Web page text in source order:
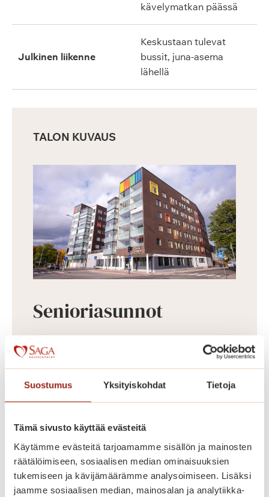
Suostumus Yksityiskohdat Tietoja
Tämä sivusto käyttää evästeitä
Käytämme evästeitä tarjoamamme sisällön ja mainosten
räätälöimiseen, sosiaalisen median ominaisuuksien
tukemiseen ja kävijämäärämme analysoimiseen. Lisäksi
jaamme sosiaalisen median, mainosalan ja analytiikka-
kävelymatkan päässä
Julkinen liikenne
Keskustaan tulevat
bussit, juna-asema
lähellä
TALON KUVAUS
Senioriasunnot
Täyden palvelun Saga-palvelutalo
avasi ovensa syksyllä 2017
Lappeenrannan ydinkeskustassa. Saga
palvelutalokokonaisuus tarjoaa
huipputason asumista, ensiluokkaisia
palveluita sekä aktiivista harrastus- ja
kulttuuritoimintaa ikäihmisille